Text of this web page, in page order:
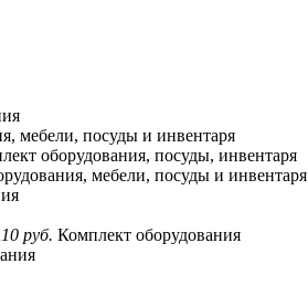
мебели, посуды и инвентаря
оборудования, посуды, инвентаря
мебели, посуды и инвентаря
руб. Комплект оборудования